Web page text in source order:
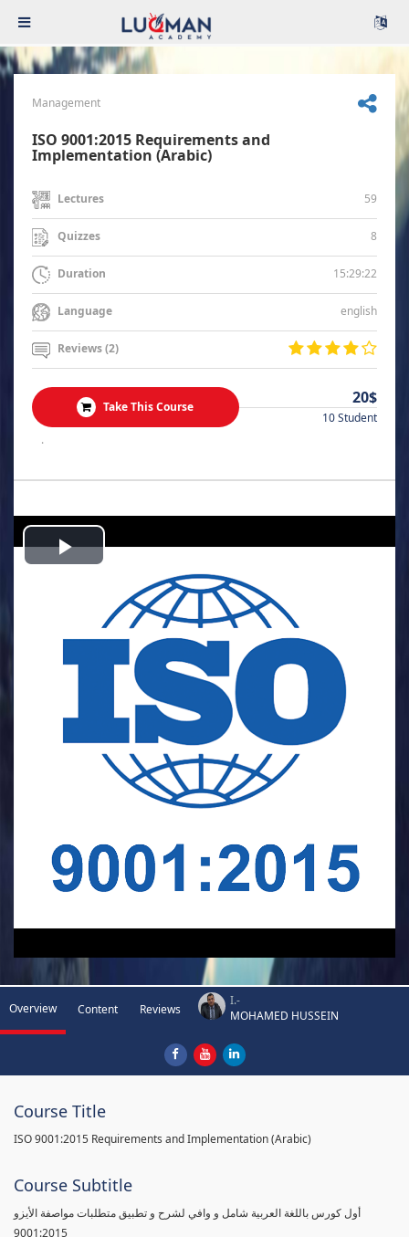
Management
ISO 9001:2015 Requirements and
Implementation (Arabic)
Lectures 59
Quizzes 8
Duration 15:29:22
Language english
Reviews (2)
Take This Course 20$
10 Student
.
Play
Video
Overview Content Reviews
I.-
MOHAMED HUSSEIN
Course Title
ISO 9001:2015 Requirements and Implementation (Arabic)
Course Subtitle
أول كورس باللغة العربية شامل و وافي لشرح و تطبيق متطلبات مواصفة الأيزو
9001:2015